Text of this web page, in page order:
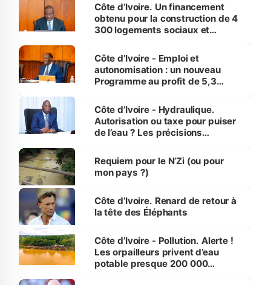
Côte d’Ivoire. Un financement
obtenu pour la construction de 4
300 logements sociaux et
et Yamoussoukro
Côte d’Ivoire - Emploi et
autonomisation : un nouveau
Programme au profit de 5,3
Côte d’Ivoire - Hydraulique.
Autorisation ou taxe pour puiser
de l’eau ? Les précisions
Requiem pour le N’Zi (ou pour
mon pays ?)
Côte d’Ivoire. Renard de retour à
la tête des Éléphants
Côte d’Ivoire - Pollution. Alerte !
Les orpailleurs privent d’eau
potable presque 200 000